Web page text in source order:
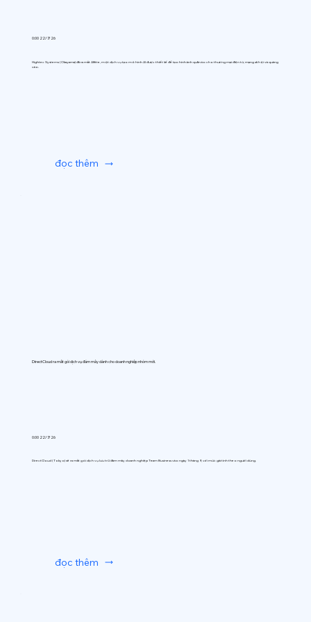
0:00 22/7/26
Hightec Systems (Okayama) đã ra mắt AIfitte, một dịch vụ tạo mô hình AI được thiết kế để tạo hình ảnh quần áo cho thương mại điện tử, mạng xã hội và quảng
cáo.
đọc thêm
DirectCloud ra mắt gói dịch vụ đám mây dành cho doanh nghiệp nhóm mới.
0:00 22/7/26
DirectCloud (Tokyo) sẽ ra mắt gói dịch vụ lưu trữ đám mây doanh nghiệp Team Business vào ngày 1 tháng 9, với mức giá tính theo người dùng.
đọc thêm